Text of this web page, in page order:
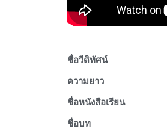
ชื่อวีดิทัศน์
ความยาว
ชื่อหนังสือเรียน
ชื่อบท